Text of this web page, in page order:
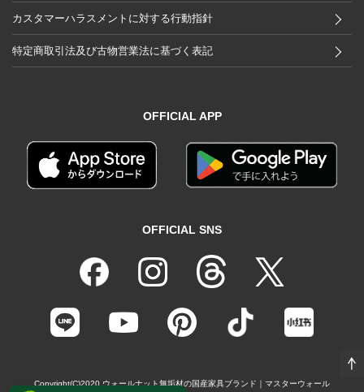
カスタマーハラスメントに対する行動指針
特定商取引法及び古物営業法に基づく表記
OFFICIAL APP
OFFICIAL SNS
Copyright(C)2020ウォールナット無垢材の国産家具ブランド｜マスターウォール